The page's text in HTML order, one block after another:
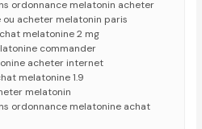
ordonnance melatonin acheter
acheter melatonin paris
melatonine 2 mg
commander
acheter internet
melatonine 1.9
melatonin
ordonnance melatonine achat